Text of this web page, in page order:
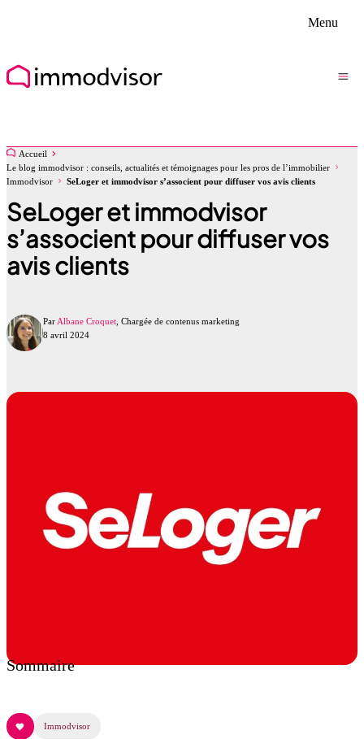
Menu
Accueil
Le blog immodvisor : conseils, actualités et témoignages pour les pros de l’immobilier
Immodvisor
SeLoger et immodvisor s’associent pour diffuser vos avis clients
SeLoger et immodvisor
s’associent pour diffuser vos
avis clients
Par Albane Croquet, Chargée de contenus marketing
8 avril 2024
Sommaire
Immodvisor